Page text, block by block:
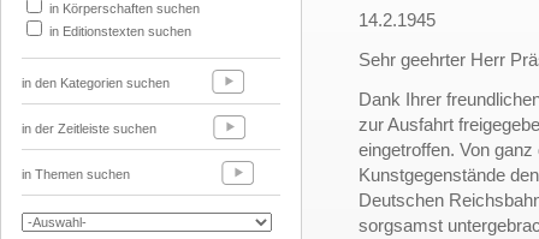
in Körperschaften suchen
in Editionstexten suchen
in den Kategorien suchen
in der Zeitleiste suchen
in Themen suchen
14.2.1945
Sehr geehrter Herr
Dank Ihrer
zur Ausfahrt
eingetroffen. Von
Kunstgegenstände
Deutschen
sorgsamst